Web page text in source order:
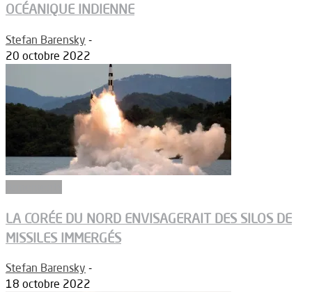
OCÉANIQUE INDIENNE
Stefan Barensky -
20 octobre 2022
LA CORÉE DU NORD ENVISAGERAIT DES SILOS DE
MISSILES IMMERGÉS
Stefan Barensky -
18 octobre 2022